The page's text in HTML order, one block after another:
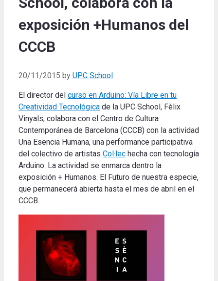
exposición +Humanos del
CCCB
20/11/2015 by UPC School
El director del curso en Arduino: Vía Libre en tu
Creatividad Tecnológica de la UPC School, Fèlix
Vinyals, colabora con el Centro de Cultura
Contemporánea de Barcelona (CCCB) con la actividad
Una Esencia Humana, una performance participativa
del colectivo de artistas Col·lec hecha con tecnología
Arduino. La actividad se enmarca dentro la
exposición + Humanos. El Futuro de nuestra especie,
que permanecerá abierta hasta el mes de abril en el
CCCB.